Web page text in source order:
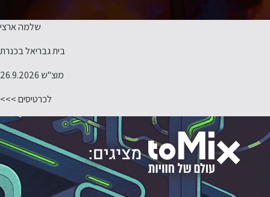
שלמה ארצי
בית גבריאל בכנרת
מוצ"ש 26.9.2026
לכרטיסים >>>